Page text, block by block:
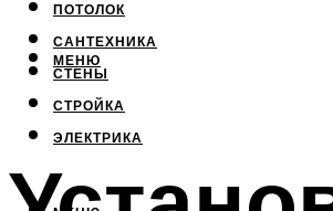
ПОТОЛОК
САНТЕХНИКА
СТЕНЫ
СТРОЙКА
ЭЛЕКТРИКА
МЕНЮ